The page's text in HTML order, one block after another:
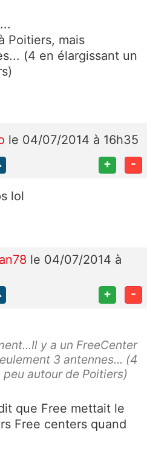
Poitiers, mais
(4 en élargissant un
le 04/07/2014 à 16h35
+ -
lol
le 04/07/2014 à
+ -
y a un FreeCenter
3 antennes... (4
autour de Poitiers)
que Free mettait le
Free centers quand